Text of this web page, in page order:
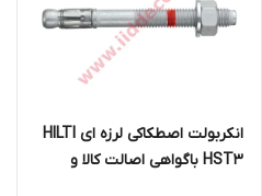
انکربولت اصطکاکی لرزه ای HILTI
HST3 باگواهی اصالت کالا و